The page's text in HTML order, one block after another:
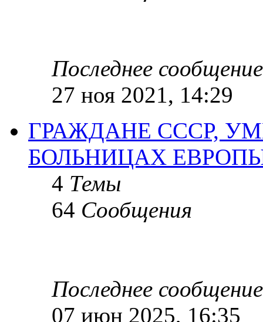
Последнее сообщение
27 ноя 2021, 14:29
ГРАЖДАНЕ СССР,
БОЛЬНИЦАХ
4 Темы
64 Сообщения
Последнее сообщение
07 июн 2025, 16:35